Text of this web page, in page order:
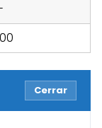
Cerrar